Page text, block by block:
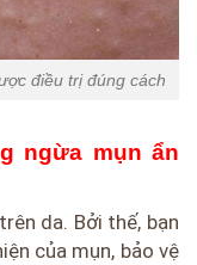
điều trị đúng cách
ngừa mụn ẩn
da. Bởi thế, bạn
của mụn, bảo vệ